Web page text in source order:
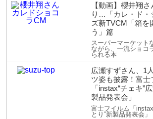
【動画】櫻井翔
り…「カレ・ド・
ズ新TVCM「箱を
う」篇
スーパーマーケット
ながら、一流ショコ
られる本
広瀬すずさん、1
ツ姿も披露！富士
「instax“チェキ”
製品発表会」
富士フイルム「
とり”新製品発表会